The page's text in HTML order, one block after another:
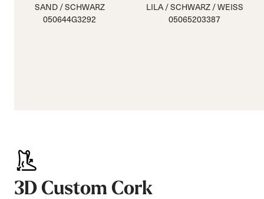
SAND / SCHWARZ
050644G3292
LILA / SCHWARZ / WEISS
05065203387
3D Custom Cork